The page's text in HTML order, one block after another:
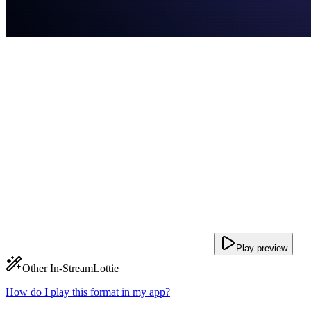
Play preview
Other In-StreamLottie
How do I play this format in my app?